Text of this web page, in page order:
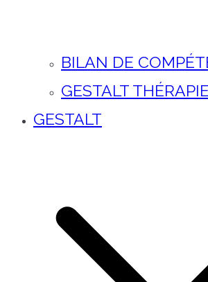
BILAN DE
GESTALT THÉRAPIE
GESTALT